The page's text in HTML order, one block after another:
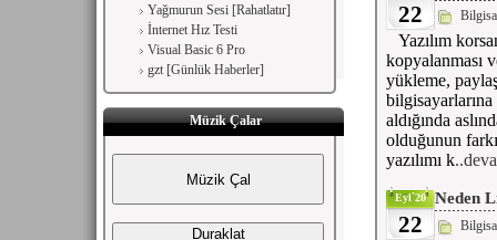
Yağmurun Sesi [Rahatlatır]
İnternet Hız Testi
Visual Basic 6 Pro
gzt [Günlük Haberler]
Müzik Çalar
22
Yazılım
kopyalanması
yükleme,
aldığında
olduğunun
yazılımı k
Eyl`20
22
Neden